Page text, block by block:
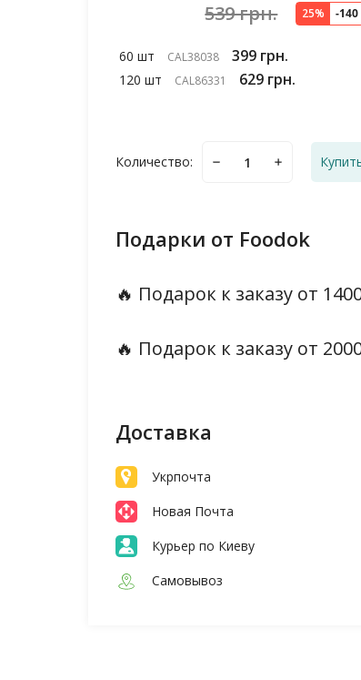
539 грн. 25% -
60 шт CAL38038 399 грн.
120 шт CAL86331 629 грн.
Количество:
Подарки от Foodok
🔥 Подарок к заказу от
🔥 Подарок к заказу от
Доставка
Укрпочта
Новая Почта
Курьер по Киеву
Самовывоз